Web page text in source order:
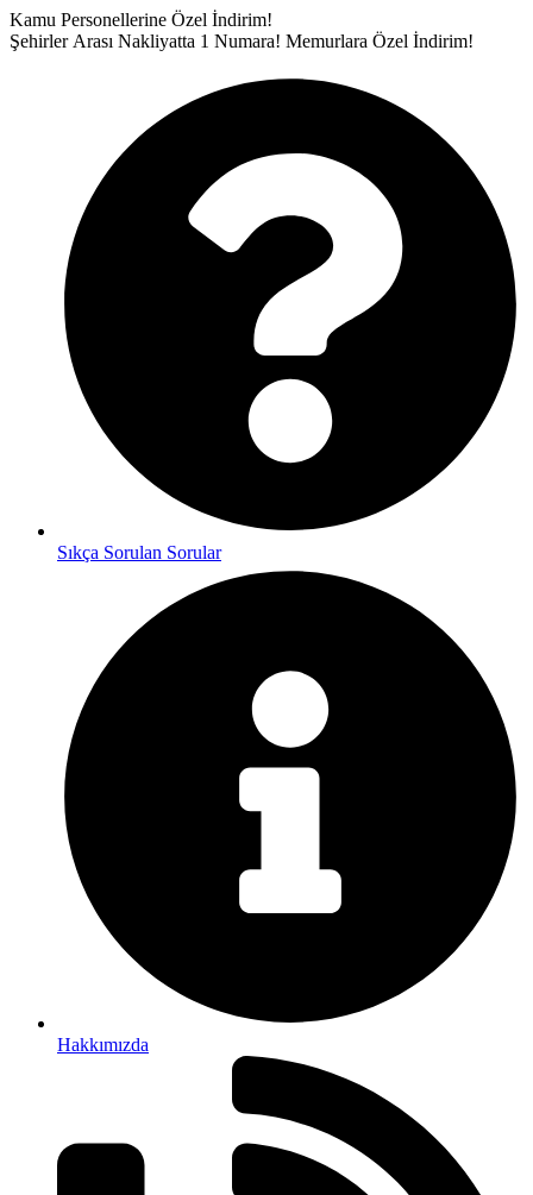
İçeriğe
atla
Kamu Personellerine Özel İndirim!
Şehirler Arası Nakliyatta 1 Numara! Memurlara Özel İndirim!
Sıkça Sorulan Sorular
Hakkımızda